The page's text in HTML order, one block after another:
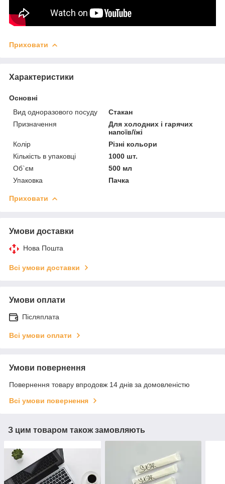
Приховати
Характеристики
Основні
Вид одноразового посуду
Стакан
Призначення
Для холодних і гарячих
напоїв/їжі
Колір
Різні кольори
Кількість в упаковці
1000 шт.
Об`єм
500 мл
Упаковка
Пачка
Приховати
Умови доставки
Нова Пошта
Всі умови доставки
Умови оплати
Післяплата
Всі умови оплати
Умови повернення
Повернення товару впродовж 14 днів за домовленістю
Всі умови повернення
З цим товаром також замовляють